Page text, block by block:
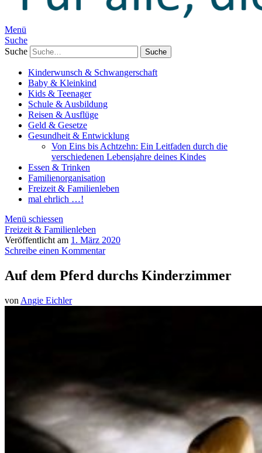
Menü
Suche
Suche
Kinderwunsch & Schwangerschaft
Baby & Kleinkind
Kids & Teenager
Schule & Ausbildung
Reisen & Ausflüge
Geld & Gesetze
Gesundheit & Entwicklung
Von Eins bis Achtzehn: Ein Leitfaden durch die
verschiedenen Lebensjahre deines Kindes
Essen & Trinken
Familienorganisation
Freizeit & Familienleben
mal ehrlich …!
Menü schiessen
Freizeit & Familienleben
Veröffentlicht am 1. März 2020
Schreibe einen Kommentar
Auf dem Pferd durchs Kinderzimmer
von Angie Eichler